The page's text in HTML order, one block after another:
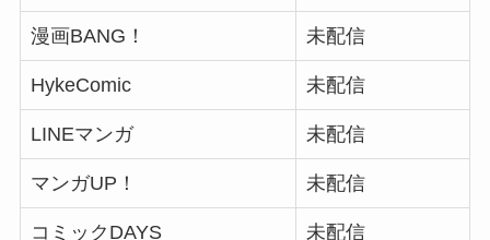
漫画BANG！ 未配信
HykeComic 未配信
LINEマンガ 未配信
マンガUP！ 未配信
コミックDAYS 未配信